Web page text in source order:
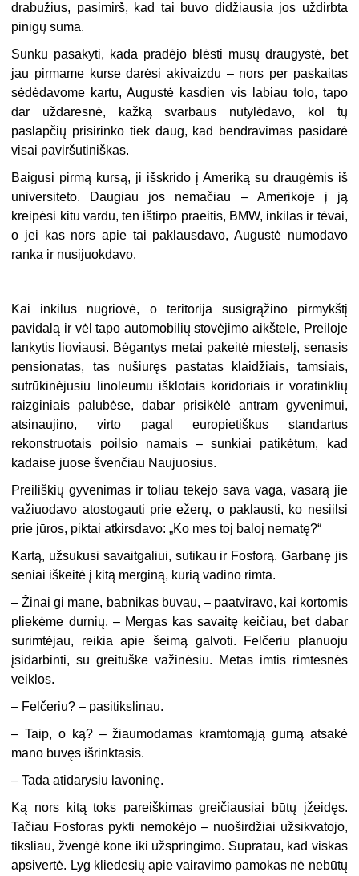
drabužius, pasimirš, kad tai buvo didžiausia jos uždirbta
pinigų suma.
Sunku pasakyti, kada pradėjo blėsti mūsų draugystė, bet
jau pirmame kurse darėsi akivaizdu – nors per paskaitas
sėdėdavome kartu, Augustė kasdien vis labiau tolo, tapo
dar uždaresnė, kažką svarbaus nutylėdavo, kol tų
paslapčių prisirinko tiek daug, kad bendravimas pasidarė
visai paviršutiniškas.
Baigusi pirmą kursą, ji išskrido į Ameriką su draugėmis iš
universiteto. Daugiau jos nemačiau – Amerikoje į ją
kreipėsi kitu vardu, ten ištirpo praeitis, BMW, inkilas ir tėvai,
o jei kas nors apie tai paklausdavo, Augustė numodavo
ranka ir nusijuokdavo.
Kai inkilus nugriovė, o teritorija susigrąžino pirmykštį
pavidalą ir vėl tapo automobilių stovėjimo aikštele, Preiloje
lankytis lioviausi. Bėgantys metai pakeitė miestelį, senasis
pensionatas, tas nušiuręs pastatas klaidžiais, tamsiais,
sutrūkinėjusiu linoleumu išklotais koridoriais ir voratinklių
raizginiais palubėse, dabar prisikėlė antram gyvenimui,
atsinaujino, virto pagal europietiškus standartus
rekonstruotais poilsio namais – sunkiai patikėtum, kad
kadaise juose švenčiau Naujuosius.
Preiliškių gyvenimas ir toliau tekėjo sava vaga, vasarą jie
važiuodavo atostogauti prie ežerų, o paklausti, ko nesiilsi
prie jūros, piktai atkirsdavo: „Ko mes toj baloj nematę?“
Kartą, užsukusi savaitgaliui, sutikau ir Fosforą. Garbanę jis
seniai iškeitė į kitą merginą, kurią vadino rimta.
–Žinai gi mane, babnikas buvau, – paatviravo, kai kortomis
pliekėme durnių. – Mergas kas savaitę keičiau, bet dabar
surimtėjau, reikia apie šeimą galvoti. Felčeriu planuoju
įsidarbinti, su greitūške važinėsiu. Metas imtis rimtesnės
veiklos.
– Felčeriu? – pasitikslinau.
–Taip, o ką? – žiaumodamas kramtomąją gumą atsakė
mano buvęs išrinktasis.
–Tada atidarysiu lavoninę.
Ką nors kitą toks pareiškimas greičiausiai būtų įžeidęs.
Tačiau Fosforas pykti nemokėjo – nuoširdžiai užsikvatojo,
tiksliau, žvengė kone iki užspringimo. Supratau, kad viskas
apsivertė. Lyg kliedesių apie vairavimo pamokas nė nebūtų